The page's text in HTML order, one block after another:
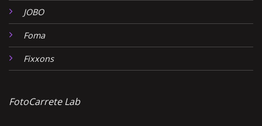
JOBO
Foma
Fixxons
FotoCarrete Lab